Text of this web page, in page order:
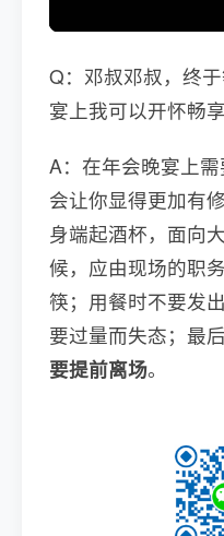
Q：邓叔邓叔，终
宴上我可以开怀畅享
A：在年会晚宴上
会让你显得更加有修
身端起酒杯，面向
候，应由现场的职
筷；用餐时不要发
要过量而失态；最
要提前离场。